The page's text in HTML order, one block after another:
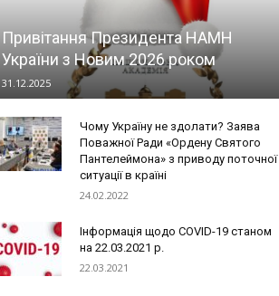
Привітання Президента НАМН
України з Новим 2026 роком
31.12.2025
Чому Україну не здолати? Заява
Поважної Ради «Ордену Святого
Пантелеймона» з приводу поточної
ситуації в країні
24.02.2022
Інформація щодо COVID-19 станом
на 22.03.2021 р.
22.03.2021